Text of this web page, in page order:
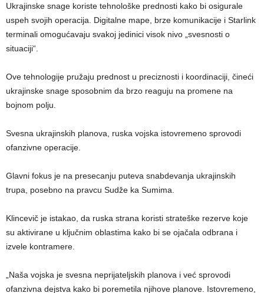
Ukrajinske snage koriste tehnološke prednosti kako bi osigurale
uspeh svojih operacija. Digitalne mape, brze komunikacije i Starlink
terminali omogućavaju svakoj jedinici visok nivo „svesnosti o
situaciji“.
Ove tehnologije pružaju prednost u preciznosti i koordinaciji, čineći
ukrajinske snage sposobnim da brzo reaguju na promene na
bojnom polju.
Svesna ukrajinskih planova, ruska vojska istovremeno sprovodi
ofanzivne operacije.
Glavni fokus je na presecanju puteva snabdevanja ukrajinskih
trupa, posebno na pravcu Sudže ka Sumima.
Klincevič je istakao, da ruska strana koristi strateške rezerve koje
su aktivirane u ključnim oblastima kako bi se ojačala odbrana i
izvele kontramere.
„Naša vojska je svesna neprijateljskih planova i već sprovodi
ofanzivna dejstva kako bi poremetila njihove planove. Istovremeno,